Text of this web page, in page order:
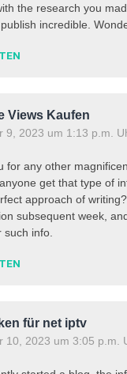
the research you
incredible.
Views Kaufen
9, 2023 um 1:13 p.m.
for any other
get that type of
approach of
subsequent week,
info.
für net iptv
10, 2023 um 3:05 p.m.